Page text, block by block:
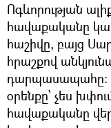
Ոգևորության
հավաքականը
հաշիվը, բայց
հրաշքով
դարպասապահը։
օրենքը՝ չես
հավաքականը